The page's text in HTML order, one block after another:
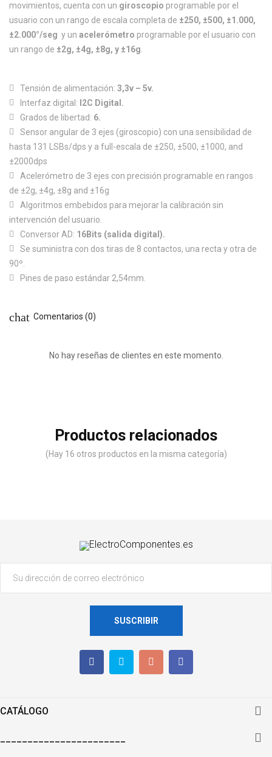
movimientos, cuenta con un giroscopio programable por el
usuario con un rango de escala completa de ±250, ±500, ±1.000,
±2.000°/seg y un acelerómetro programable por el usuario con
un rango de ±2g, ±4g, ±8g, y ±16g
Tensión de alimentación: 3,3v – 5v.
Interfaz digital: I2C Digital.
Grados de libertad: 6.
Sensor angular de 3 ejes (giroscopio) con una sensibilidad de
hasta 131 LSBs/dps y a full-escala de ±250, ±500, ±1000, and
±2000dps
Acelerómetro de 3 ejes con precisión programable en rangos
de ±2g, ±4g, ±8g and ±16g
Algoritmos embebidos para mejorar la calibración sin
intervención del usuario.
Conversor AD: 16Bits (salida digital).
Se suministra con dos tiras de 8 contactos, una recta y otra de
90º.
Pines de paso estándar 2,54mm.
chat Comentarios (0)
No hay reseñas de clientes en este momento.
Productos relacionados
(Hay 16 otros productos en la misma categoría)
SUSCRIBIR
CATÁLOGO 
